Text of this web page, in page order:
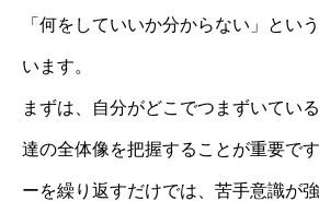
「何をしていいか分からない」とい
います。
まずは、自分がどこでつまずいてい
達の全体像を把握することが重要で
ーを繰り返すだけでは、苦手意識が